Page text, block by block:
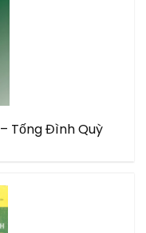
Tống Đình Quỳ